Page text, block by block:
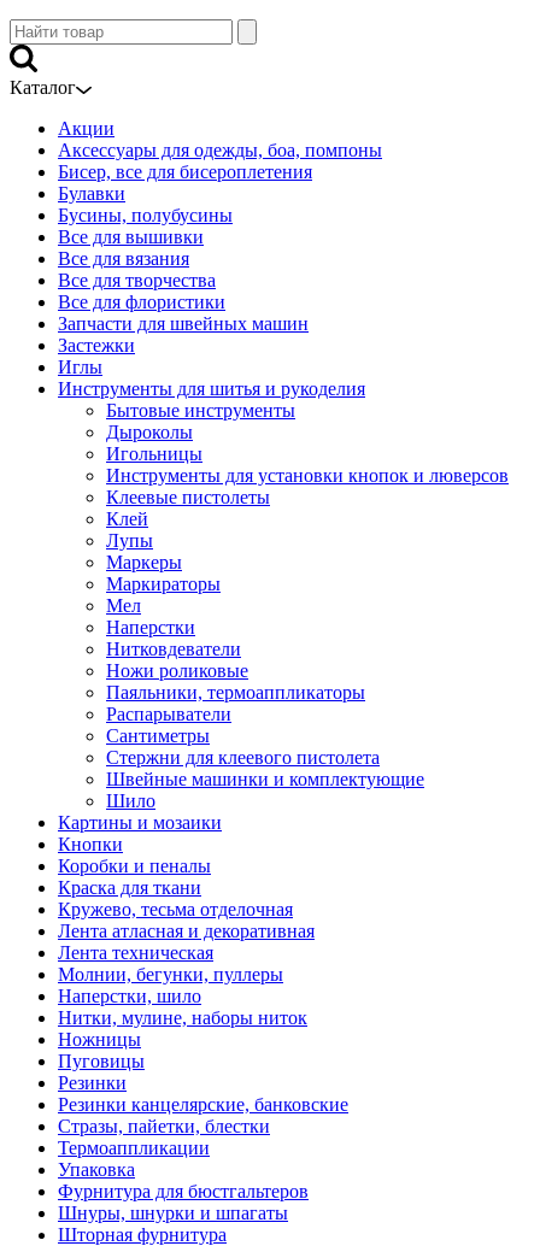
Каталог
Акции
Аксессуары для одежды, боа, помпоны
Бисер, все для бисероплетения
Булавки
Бусины, полубусины
Все для вышивки
Все для вязания
Все для творчества
Все для флористики
Запчасти для швейных машин
Застежки
Иглы
Инструменты для шитья и рукоделия
Бытовые инструменты
Дыроколы
Игольницы
Инструменты для установки кнопок и люверсов
Клеевые пистолеты
Клей
Лупы
Маркеры
Маркираторы
Мел
Наперстки
Нитковдеватели
Ножи роликовые
Паяльники, термоаппликаторы
Распарыватели
Сантиметры
Стержни для клеевого пистолета
Швейные машинки и комплектующие
Шило
Картины и мозаики
Кнопки
Коробки и пеналы
Краска для ткани
Кружево, тесьма отделочная
Лента атласная и декоративная
Лента техническая
Молнии, бегунки, пуллеры
Наперстки, шило
Нитки, мулине, наборы ниток
Ножницы
Пуговицы
Резинки
Резинки канцелярские, банковские
Стразы, пайетки, блестки
Термоаппликации
Упаковка
Фурнитура для бюстгальтеров
Шнуры, шнурки и шпагаты
Шторная фурнитура